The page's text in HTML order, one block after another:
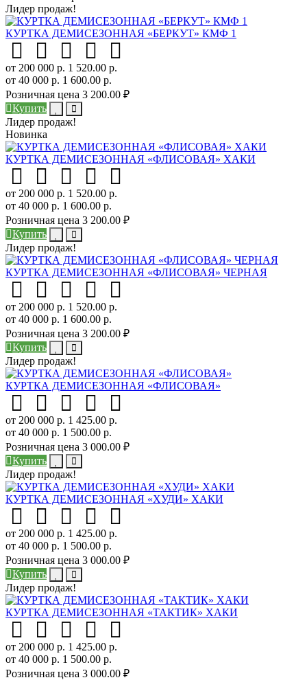
Лидер продаж!
КУРТКА ДЕМИСЕЗОННАЯ «БЕРКУТ» КМФ 1
от 200 000 р. 1 520.00 р.
от 40 000 р. 1 600.00 р.
Розничная цена 3 200.00 ₽
Купить
Лидер продаж!
Новинка
КУРТКА ДЕМИСЕЗОННАЯ «ФЛИСОВАЯ» ХАКИ
от 200 000 р. 1 520.00 р.
от 40 000 р. 1 600.00 р.
Розничная цена 3 200.00 ₽
Купить
Лидер продаж!
КУРТКА ДЕМИСЕЗОННАЯ «ФЛИСОВАЯ» ЧЕРНАЯ
от 200 000 р. 1 520.00 р.
от 40 000 р. 1 600.00 р.
Розничная цена 3 200.00 ₽
Купить
Лидер продаж!
КУРТКА ДЕМИСЕЗОННАЯ «ФЛИСОВАЯ»
от 200 000 р. 1 425.00 р.
от 40 000 р. 1 500.00 р.
Розничная цена 3 000.00 ₽
Купить
Лидер продаж!
КУРТКА ДЕМИСЕЗОННАЯ «ХУДИ» ХАКИ
от 200 000 р. 1 425.00 р.
от 40 000 р. 1 500.00 р.
Розничная цена 3 000.00 ₽
Купить
Лидер продаж!
КУРТКА ДЕМИСЕЗОННАЯ «ТАКТИК» ХАКИ
от 200 000 р. 1 425.00 р.
от 40 000 р. 1 500.00 р.
Розничная цена 3 000.00 ₽